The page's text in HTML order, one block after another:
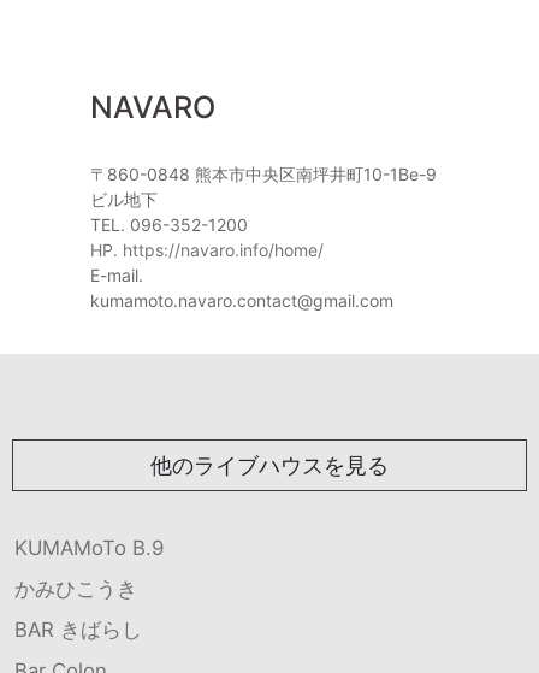
NAVARO
〒860-0848 熊本市中央区南坪井町10-1Be-9
ビル地下
TEL. 096-352-1200
HP. https://navaro.info/home/
E-mail.
kumamoto.navaro.contact@gmail.com
他のライブハウスを見る
KUMAMoTo B.9
かみひこうき
BAR きばらし